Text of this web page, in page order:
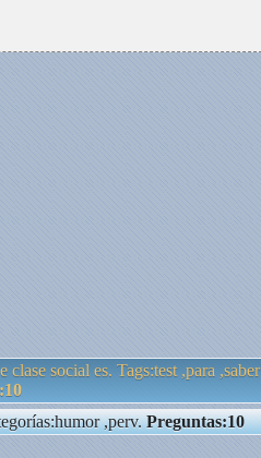
clase social es. Tags:test ,para ,saber
,perv.Preguntas:10